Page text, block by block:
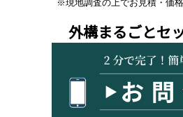
※現地調査の上でお見積・価格
外構まるごとセ